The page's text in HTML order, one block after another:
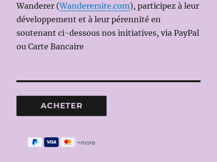
Wanderer (Wanderersite.com), participez à leur
développement et à leur pérennité en
soutenant ci-dessous nos initiatives, via PayPal
ou Carte Bancaire